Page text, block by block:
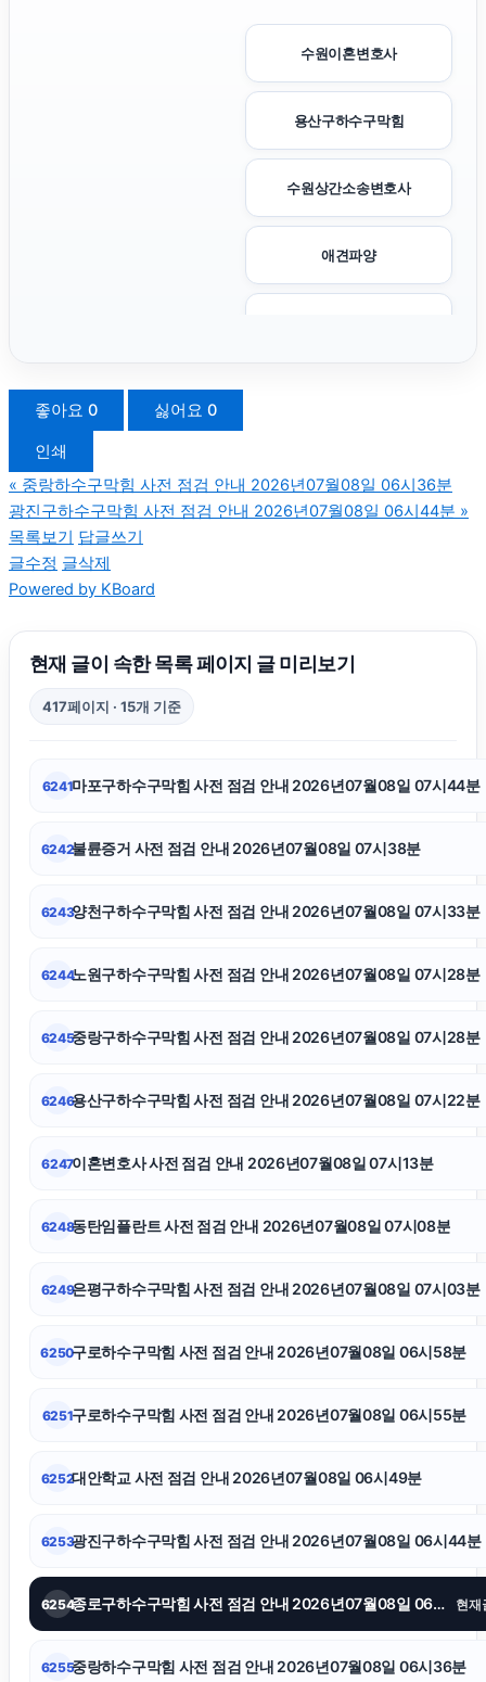
수원이혼변호사
용산구하수구막힘
수원상간소송변호사
애견파양
동작하수구막힘
양육권
광진하수구막힘
인스타그램 좋아요 구매
서울암요양병원
폰테크
영등포구하수구막힘
좋아요 0 싫어요 0
인쇄
« 중랑하수구막힘 사전 점검 안내 2026년07월08일 06시36분
광진구하수구막힘 사전 점검 안내 2026년07월08일 06시44분 »
목록보기 답글쓰기
글수정 글삭제
Powered by KBoard
현재 글이 속한 목록 페이지 글 미리보기
417페이지 · 15개 기준
6241마포구하수구막힘 사전 점검 안내 2026년07월08일 07시44분
6242불륜증거 사전 점검 안내 2026년07월08일 07시38분
6243양천구하수구막힘 사전 점검 안내 2026년07월08일 07시33분
6244노원구하수구막힘 사전 점검 안내 2026년07월08일 07시28분
6245중랑구하수구막힘 사전 점검 안내 2026년07월08일 07시28분
6246용산구하수구막힘 사전 점검 안내 2026년07월08일 07시22분
6247이혼변호사 사전 점검 안내 2026년07월08일 07시13분
6248동탄임플란트 사전 점검 안내 2026년07월08일 07시08분
6249은평구하수구막힘 사전 점검 안내 2026년07월08일 07시03분
6250구로하수구막힘 사전 점검 안내 2026년07월08일 06시58분
6251구로하수구막힘 사전 점검 안내 2026년07월08일 06시55분
6252대안학교 사전 점검 안내 2026년07월08일 06시49분
6253광진구하수구막힘 사전 점검 안내 2026년07월08일 06시44분
6254 종로구하수구막힘 사전 점검 안내 2026년07월08일 06시42분 현재
6255중랑하수구막힘 사전 점검 안내 2026년07월08일 06시36분